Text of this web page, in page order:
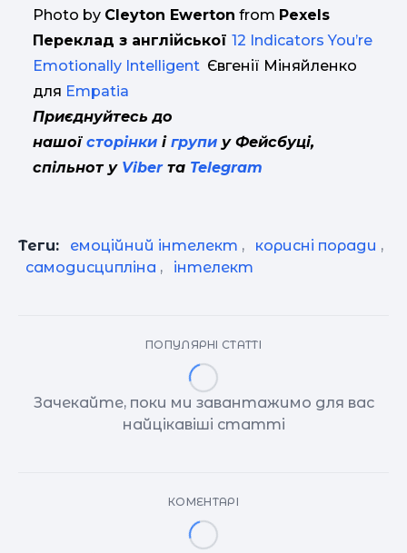
Photo by Cleyton Ewerton from Pexels
Переклад з англійської 12 Indicators You’re
Emotionally Intelligent Євгенії Міняйленко
для Empatia
Приєднуйтесь до
нашої сторінки і групи у Фейсбуці,
спільнот у Viberта Telegram
Теги: емоційний інтелект , корисні поради ,
самодисципліна , інтелект
ПОПУЛЯРНІ СТАТТІ
Зачекайте, поки ми завантажимо для вас
найцікавіші статті
КОМЕНТАРІ